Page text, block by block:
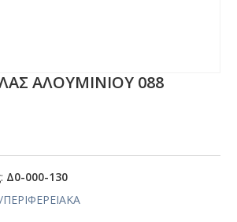
ΑΛΟΥΜΙΝΙΟΥ 088
Δ0-000-130